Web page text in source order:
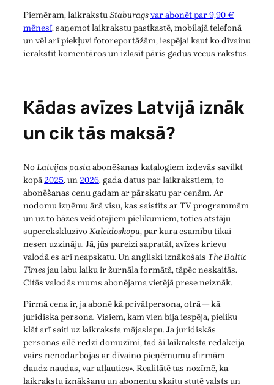
Piemēram, laikrakstuStaburagsvar abonēt par 9,90 €
mēnesī, saņemot laikrakstu pastkastē, mobilajā telefonā
un vēl arī piekļuvi fotoreportāžām, iespējai kaut ko dīvainu
ierakstīt komentāros un izlasīt pāris gadus vecus rakstus.
Kādas avīzes Latvijā iznāk
un cik tās maksā?
NoLatvijas pastaabonēšanas katalogiem izdevās savilkt
kopā2025. un2026. gada datus par laikrakstiem, to
abonēšanas cenu gadam ar pārskatu par cenām. Ar
nodomu izņēmu ārā visu, kas saistīts ar TV programmām
un uz to bāzes veidotajiem pielikumiem, toties atstāju
superekskluzīvoKaleidoskopu, par kura esamību tikai
nesen uzzināju. Jā, jūs pareizi sapratāt, avīzes krievu
valodā es arī neapskatu. Un angliski iznākošais The Baltic
Timesjau labu laiku ir žurnāla formātā, tāpēc neskaitās.
Citās valodās mums abonējama vietējā prese neiznāk.
Pirmā cena ir, ja abonē kā privātpersona, otrā — kā
juridiska persona. Visiem, kam vien bija iespēja, pieliku
klāt arī saiti uz laikraksta mājaslapu. Ja juridiskās
personas ailē redzi domuzīmi, tad šī laikraksta redakcija
vairs nenodarbojas ar dīvaino pieņēmumu «firmām
daudz naudas, var atļauties». Realitātē tas nozīmē, ka
laikrakstu iznākšanu un abonentu skaitu stutē valsts un